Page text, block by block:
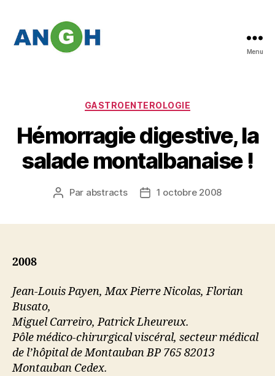
Menu
Catégories
GASTROENTEROLOGIE
Hémorragie digestive, la
salade montalbanaise !
Auteur
Par abstracts
Date1 octobre 2008
2008
Jean-Louis Payen, Max Pierre Nicolas, Florian
Busato,
Miguel Carreiro, Patrick Lheureux.
Pôle médico-chirurgical viscéral, secteur médical
de l’hôpital de Montauban BP 765 82013
Montauban Cedex.